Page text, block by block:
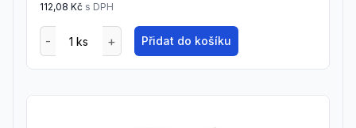
112,08 Kč s DPH
Přidat do košíku